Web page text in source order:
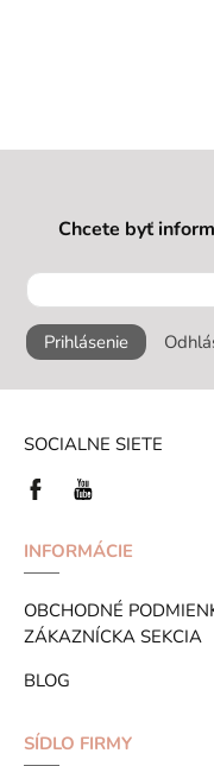
Chcete byť
Prihlásenie
SOCIALNE SIETE
INFORMÁCIE
OBCHODNÉ
ZÁKAZNÍCKA SEKCIA
BLOG
SÍDLO FIRMY